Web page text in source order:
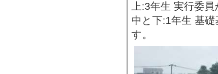
上:3年生 実行委
中と下:1年生 基
す。